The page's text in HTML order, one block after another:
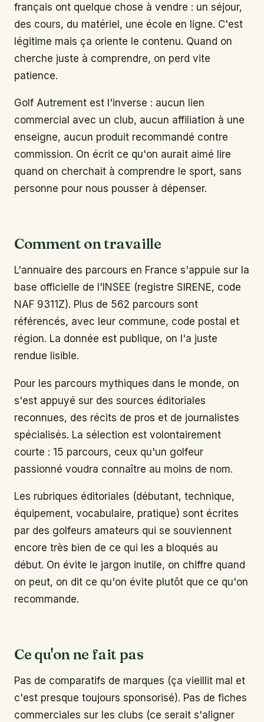
français ont quelque chose à vendre : un séjour,
des cours, du matériel, une école en ligne. C'est
légitime mais ça oriente le contenu. Quand on
cherche juste à comprendre, on perd vite
patience.
Golf Autrement est l'inverse : aucun lien
commercial avec un club, aucun affiliation à une
enseigne, aucun produit recommandé contre
commission. On écrit ce qu'on aurait aimé lire
quand on cherchait à comprendre le sport, sans
personne pour nous pousser à dépenser.
Comment on travaille
L'annuaire des parcours en France s'appuie sur la
base officielle de l'INSEE (registre SIRENE, code
NAF 9311Z). Plus de 562 parcours sont
référencés, avec leur commune, code postal et
région. La donnée est publique, on l'a juste
rendue lisible.
Pour les parcours mythiques dans le monde, on
s'est appuyé sur des sources éditoriales
reconnues, des récits de pros et de journalistes
spécialisés. La sélection est volontairement
courte : 15 parcours, ceux qu'un golfeur
passionné voudra connaître au moins de nom.
Les rubriques éditoriales (débutant, technique,
équipement, vocabulaire, pratique) sont écrites
par des golfeurs amateurs qui se souviennent
encore très bien de ce qui les a bloqués au
début. On évite le jargon inutile, on chiffre quand
on peut, on dit ce qu'on évite plutôt que ce qu'on
recommande.
Ce qu'on ne fait pas
Pas de comparatifs de marques (ça vieillit mal et
c'est presque toujours sponsorisé). Pas de fiches
commerciales sur les clubs (ce serait s'aligner